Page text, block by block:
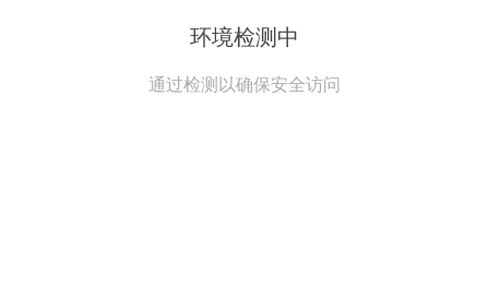
环境检测中
通过检测以确保安全访问